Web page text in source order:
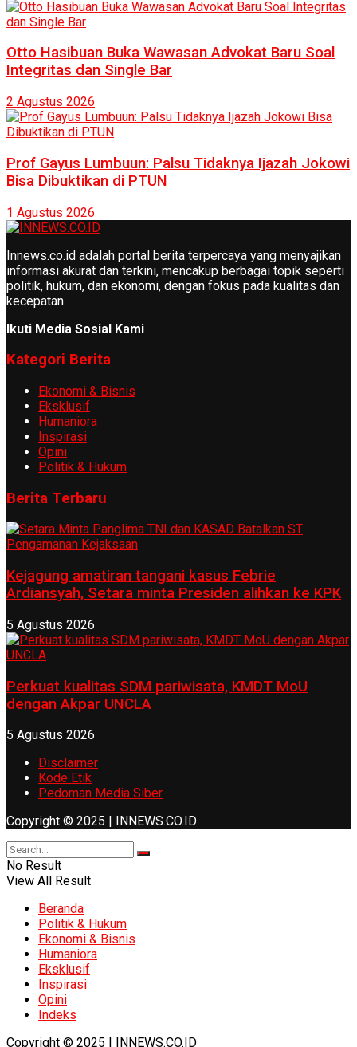
Otto Hasibuan Buka Wawasan Advokat Baru Soal
Integritas dan Single Bar
2 Agustus 2026
Prof Gayus Lumbuun: Palsu Tidaknya Ijazah Jokowi
Bisa Dibuktikan di PTUN
1 Agustus 2026
Innews.co.id adalah portal berita terpercaya yang menyajikan
informasi akurat dan terkini, mencakup berbagai topik seperti
politik, hukum, dan ekonomi, dengan fokus pada kualitas dan
kecepatan.
Ikuti Media Sosial Kami
Kategori Berita
Ekonomi & Bisnis
Eksklusif
Humaniora
Inspirasi
Opini
Politik & Hukum
Berita Terbaru
Kejagung amatiran tangani kasus Febrie
Ardiansyah, Setara minta Presiden alihkan ke KPK
5 Agustus 2026
Perkuat kualitas SDM pariwisata, KMDT MoU
dengan Akpar UNCLA
5 Agustus 2026
Disclaimer
Kode Etik
Pedoman Media Siber
Copyright © 2025 | INNEWS.CO.ID
No Result
View All Result
Beranda
Politik & Hukum
Ekonomi & Bisnis
Humaniora
Eksklusif
Inspirasi
Opini
Indeks
Copyright © 2025 | INNEWS.CO.ID